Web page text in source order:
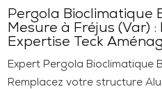
Pergola Bioclimatique
Mesure à Fréjus (Var) :
Expertise Teck
Expert Pergola Bioclimatique
Remplacez votre structure